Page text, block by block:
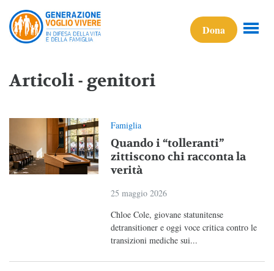
Dona
Articoli - genitori
Famiglia
Quando i “tolleranti”
zittiscono chi racconta la
verità
25 maggio 2026
Chloe Cole, giovane statunitense
detransitioner e oggi voce critica contro le
transizioni mediche sui...